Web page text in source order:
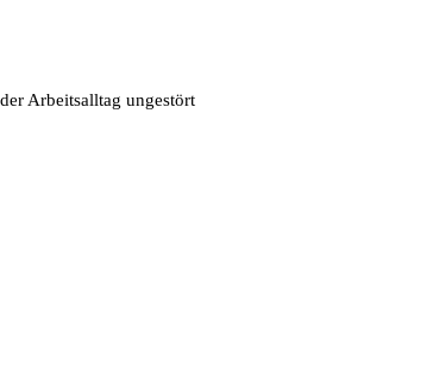
Arbeitsalltag ungestört